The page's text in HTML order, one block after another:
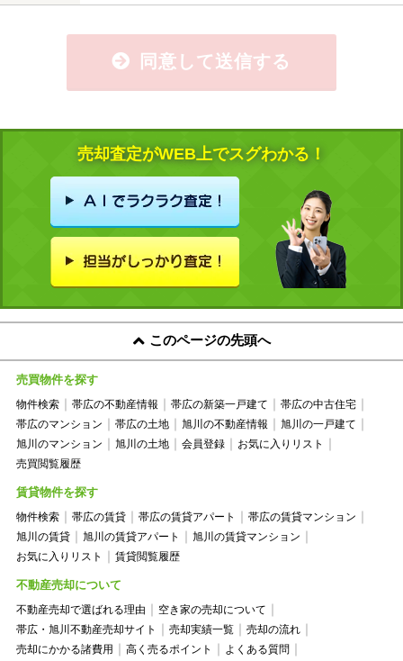
同意して送信する
売却査定がWEB上でスグわかる！
このページの先頭へ
売買物件を探す
物件検索 帯広の不動産情報 帯広の新築一戸建て
帯広の中古住宅
帯広のマンション
帯広の土地 旭川の不動産情報
旭川の一戸建て
旭川のマンション
旭川の土地 会員登録
お気に入りリスト
売買閲覧履歴
賃貸物件を探す
物件検索 帯広の賃貸 帯広の賃貸アパート
帯広の賃貸マンション
旭川の賃貸
旭川の賃貸アパート
旭川の賃貸マンション
お気に入りリスト
賃貸閲覧履歴
不動産売却について
不動産売却で選ばれる理由
空き家の売却について
帯広・旭川不動産売却サイト
売却実績一覧
売却の流れ
売却にかかる諸費用
高く売るポイント
よくある質問